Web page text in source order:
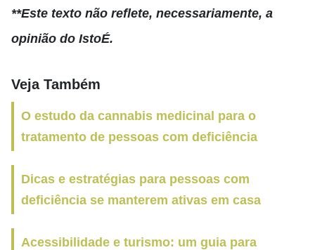
**Este texto não reflete, necessariamente, a
opinião do IstoÉ.
Veja Também
O estudo da cannabis medicinal para o
tratamento de pessoas com deficiência
Dicas e estratégias para pessoas com
deficiência se manterem ativas em casa
Acessibilidade e turismo: um guia para